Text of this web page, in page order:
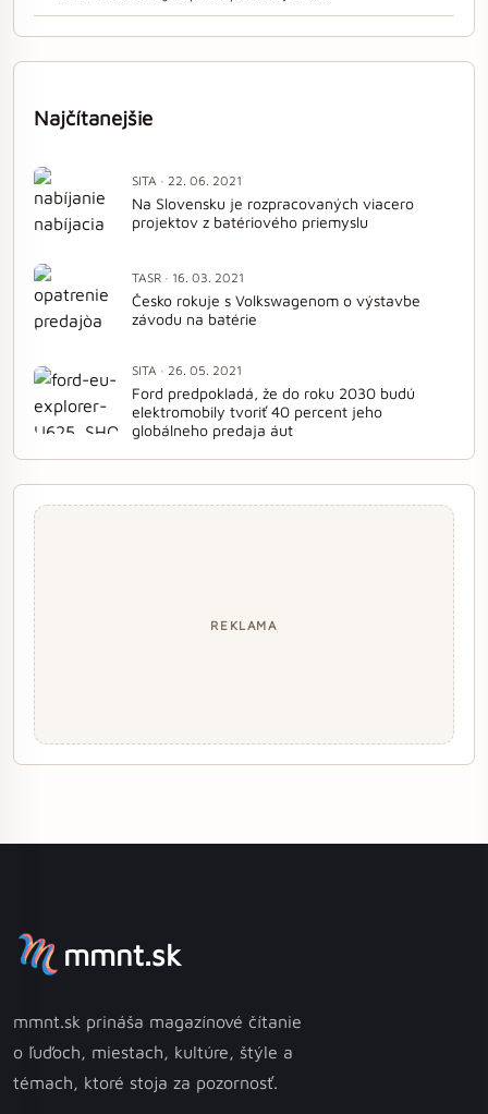
Najčítanejšie
SITA · 22. 06. 2021
Na Slovensku je rozpracovaných viacero
projektov z batériového priemyslu
TASR · 16. 03. 2021
Česko rokuje s Volkswagenom o výstavbe
závodu na batérie
SITA · 26. 05. 2021
Ford predpokladá, že do roku 2030 budú
elektromobily tvoriť 40 percent jeho
globálneho predaja áut
REKLAMA
mmnt.sk
mmnt.sk prináša magazínové čítanie
o ľuďoch, miestach, kultúre, štýle a
témach, ktoré stoja za pozornosť.